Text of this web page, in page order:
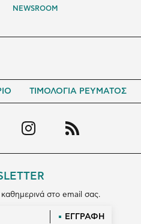
NEWSROOM
ΤΙΜΟΛΟΓΙΑ ΡΕΥΜΑΤΟΣ
καθημερινά στο email σας.
ΕΓΓΡΑΦΗ